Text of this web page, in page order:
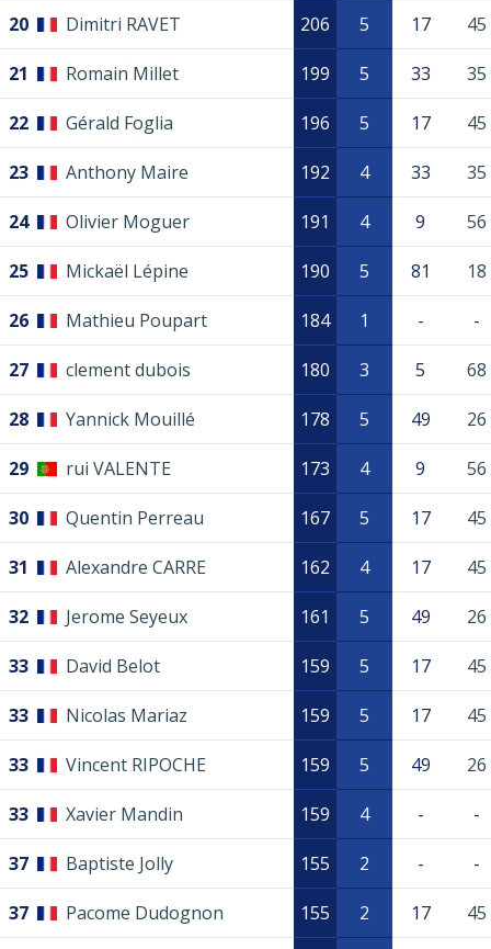
20 Dimitri RAVET 206 5 17 45
21 Romain Millet 199 5 33 35
22 Gérald Foglia 196 5 17 45
23 Anthony Maire 192 4 33 35
24 Olivier Moguer 191 4 9 56
25 Mickaël Lépine 190 5 81 18
26 Mathieu Poupart 184 1 - -
27 clement dubois 180 3 5 68
28 Yannick Mouillé 178 5 49 26
29 rui VALENTE 173 4 9 56
30 Quentin Perreau 167 5 17 45
31 Alexandre CARRE 162 4 17 45
32 Jerome Seyeux 161 5 49 26
33 David Belot 159 5 17 45
33 Nicolas Mariaz 159 5 17 45
33 Vincent RIPOCHE 159 5 49 26
33 Xavier Mandin 159 4 - -
37 Baptiste Jolly 155 2 - -
37 Pacome Dudognon 155 2 17 45